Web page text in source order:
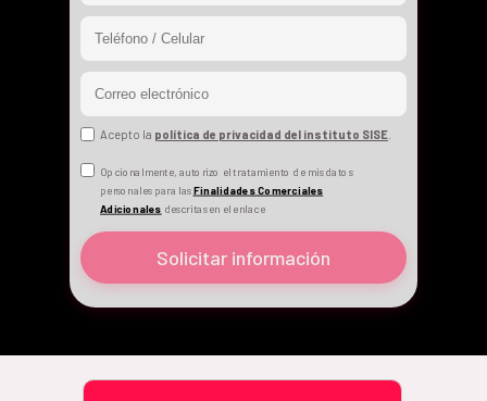
Acepto la política de privacidad del instituto SISE
Opcionalmente, autorizo el tratamiento de mis datos
personales para lasFinalidades Comerciales
Adicionales descritas en el enlace
Solicitar información